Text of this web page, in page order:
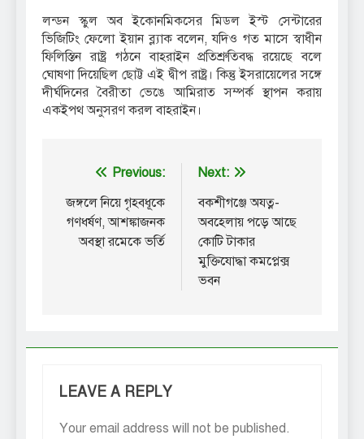
লন্ডন স্কুল অব ইকোনমিকসের মিডল ইস্ট সেন্টারের
ভিজিটিং ফেলো ইয়ান ব্ল্যাক বলেন, যদিও গত মাসে স্বাধীন
ফিলিস্তিন রাষ্ট্র গঠনে বাহরাইন প্রতিশ্রুতিবদ্ধ রয়েছে বলে
ঘোষণা দিয়েছিল ছোট্ট এই দ্বীপ রাষ্ট্র। কিন্তু ইসরায়েলের সঙ্গে
দীর্ঘদিনের বৈরীতা ভেঙে আমিরাত সম্পর্ক স্থাপন করায়
একইপথ অনুসরণ করল বাহরাইন।
Post
navigation
Previous:
জঙ্গলে নিয়ে গৃহবধূকে
গণধর্ষণ, আশঙ্কাজনক
অবস্থা রমেকে ভর্তি
Next:
বকশীগঞ্জে অযত্ন-
অবহেলায় পড়ে আছে
কোটি টাকার
মুক্তিযোদ্ধা কমপ্লেক্স
ভবন
LEAVE A REPLY
Your email address will not be published.